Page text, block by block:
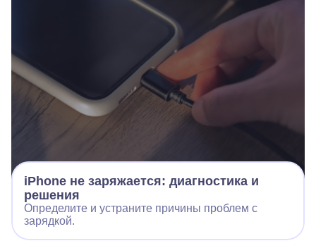
iPhone не заряжается: диагностика и
решения
Определите и устраните причины проблем с
зарядкой.